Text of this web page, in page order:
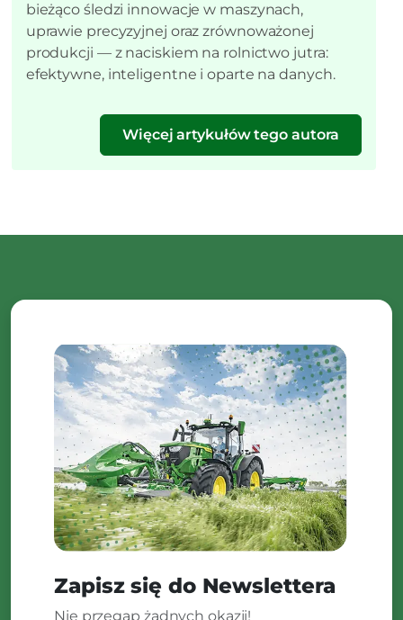
bieżąco śledzi innowacje w maszynach,
uprawie precyzyjnej oraz zrównoważonej
produkcji — z naciskiem na rolnictwo jutra:
efektywne, inteligentne i oparte na danych.
Więcej artykułów tego autora
Zapisz się do Newslettera
Nie przegap żadnych okazji!